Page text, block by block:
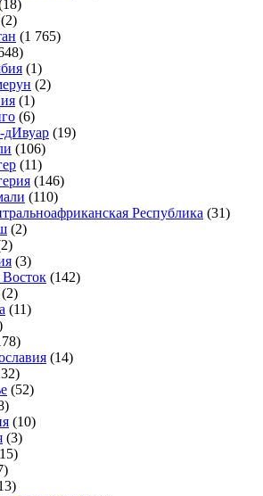
(2)
(1 765)
(1)
(2)
(1)
(6)
дИвуар (19)
(106)
(11)
(146)
(110)
Республика (31)
(2)
(3)
(142)
(2)
(11)
(14)
(52)
(10)
(3)